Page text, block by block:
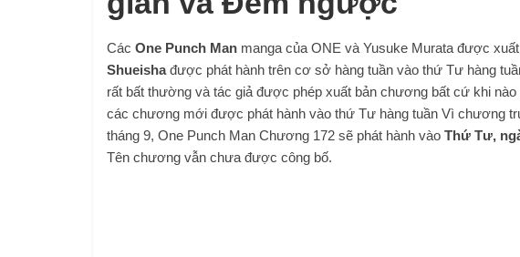
Các One Punch Man manga của ONE và Yusuke Murata được
Shueishađược phát hành trên cơ sở hàng tuần vào thứ Tư hàng
rất bất thường và tác giả được phép xuất bản chương bất cứ khi
các chương mới được phát hành vào thứ Tư hàng tuần Vì chương
tháng 9, One Punch Man Chương 172 sẽ phát hành vào Thứ Tư,
Tên chương vẫn chưa được công bố.